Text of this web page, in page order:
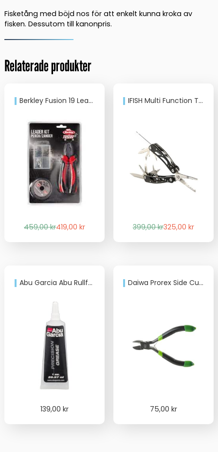
Fisketång med böjd nos för att enkelt kunna kroka av
fisken. Dessutom till kanonpris.
Relaterade produkter
Berkley Fusion 19 Leader Kit Perch Zander Fluorcarbon
459,00krDet
419,00kr
Det
IFISH Multi Function Tool
399,00krDet
325,00 kr
Det
Abu Garcia Abu Rullfett
139,00kr
Daiwa Prorex Side Cutter
75,00 kr